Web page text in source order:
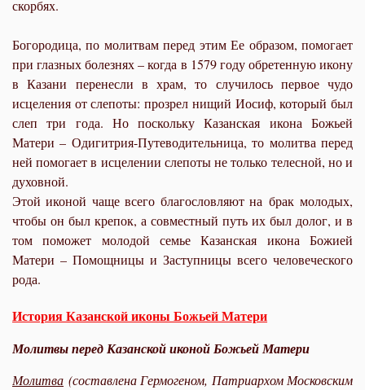
скорбях.
Богородица, по молитвам перед этим Ее образом, помогает
при глазных болезнях – когда в 1579 году обретенную икону
в Казани перенесли в храм, то случилось первое чудо
исцеления от слепоты: прозрел нищий Иосиф, который был
слеп три года. Но поскольку Казанская икона Божьей
Матери – Одигитрия-Путеводительница, то молитва перед
ней помогает в исцелении слепоты не только телесной, но и
духовной.
Этой иконой чаще всего благословляют на бракмолодых,
чтобы он был крепок, а совместный путь их был долог, и в
том поможет молодой семье Казанская икона Божией
Матери – Помощницы и Заступницы всего человеческого
рода.
История Казанской иконы Божьей Матери
Молитвы перед Казанской иконой Божьей Матери
Молитва (составлена Гермогеном, Патриархом Московским